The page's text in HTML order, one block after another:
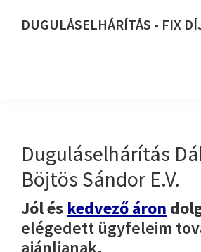
DUGULÁSELHÁRÍTÁS - FIX
Duguláselhárítás
Böjtös Sándor E.V.
Jól és kedvező áron
elégedett ügyfeleim
ajánljanak.